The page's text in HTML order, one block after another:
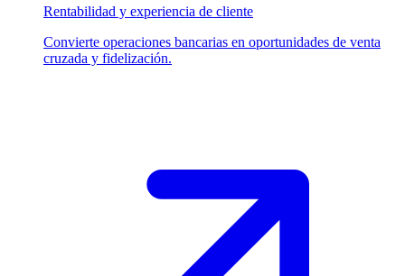
Rentabilidad y experiencia de cliente
Convierte operaciones bancarias en oportunidades de venta
cruzada y fidelización.